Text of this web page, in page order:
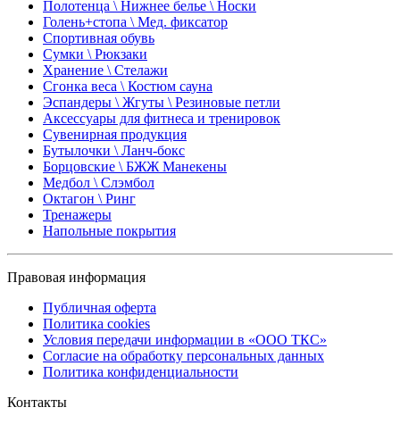
Полотенца \ Нижнее белье \ Носки
Голень+стопа \ Мед. фиксатор
Спортивная обувь
Сумки \ Рюкзаки
Хранение \ Стелажи
Сгонка веса \ Костюм сауна
Эспандеры \ Жгуты \ Резиновые петли
Аксессуары для фитнеса и тренировок
Сувенирная продукция
Бутылочки \ Ланч-бокс
Борцовские \ БЖЖ Манекены
Медбол \ Слэмбол
Октагон \ Ринг
Тренажеры
Напольные покрытия
Правовая информация
Публичная оферта
Политика cookies
Условия передачи информации в «ООО ТКС»
Согласие на обработку персональных данных
Политика конфиденциальности
Контакты